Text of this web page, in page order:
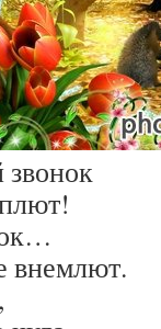
звонок
внемлют.